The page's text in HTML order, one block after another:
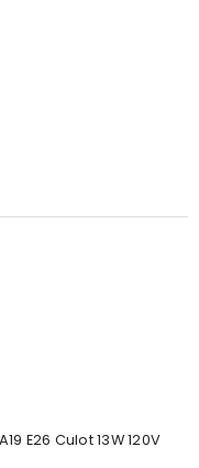
E26 Culot 13W 120V